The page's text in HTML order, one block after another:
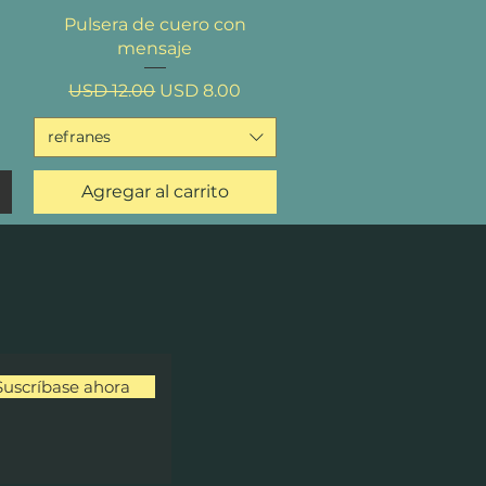
Vista rápida
Pulsera de cuero con
mensaje
Precio
USD 12.00 Precio de oferta
USD 8.00
refranes
Agregar al carrito
ahora